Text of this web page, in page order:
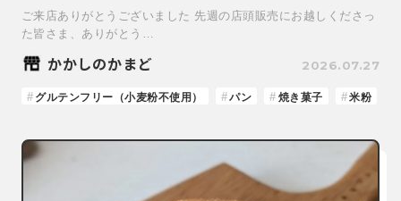
ご来店ありがとうございました 先週の店頭販売にお越しくださっ
た皆さま、ありがとう…
かかしのかまど 2026.07.27
グルテンフリー（小麦粉不使用） パン 焼き菓子 米粉